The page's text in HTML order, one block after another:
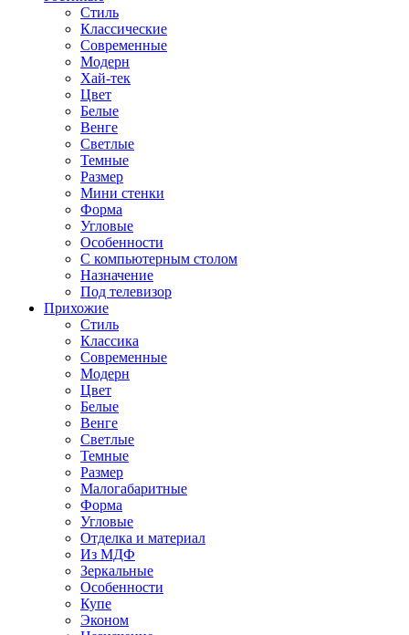
Стиль
Классические
Современные
Модерн
Хай-тек
Цвет
Белые
Венге
Светлые
Темные
Размер
Мини стенки
Форма
Угловые
Особенности
С компьютерным столом
Назначение
Под телевизор
Прихожие
Стиль
Классика
Современные
Модерн
Цвет
Белые
Венге
Светлые
Темные
Размер
Малогабаритные
Форма
Угловые
Отделка и материал
Из МДФ
Зеркальные
Особенности
Купе
Эконом